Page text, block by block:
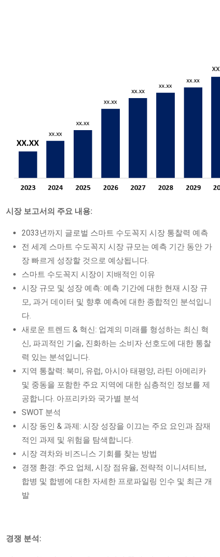
시장 보고서의 주요 내용:
2033년까지 글로벌 스마트 수도꼭지 시장 통찰력 예측
전 세계 스마트 수도꼭지 시장 규모는 예측 기간 동안 가
장 빠르게 성장할 것으로 예상됩니다.
스마트 수도꼭지 시장이 지배적인 이유
시장 규모 및 성장 예측: 예측 기간에 대한 현재 시장 규
모, 과거 데이터 및 향후 예측에 대한 종합적인 분석입니
다.
새로운 트렌드 & 혁신: 업계의 미래를 형성하는 최신 혁
신, 파괴적인 기술, 진화하는 소비자 선호도에 대한 통찰
력 있는 분석입니다.
지역 통찰력: 북미, 유럽, 아시아 태평양, 라틴 아메리카
및 중동을 포함한 주요 지역에 대한 심층적인 정보를 제
공합니다. 아프리카와 국가별 분석
SWOT 분석
시장 동인 & 과제: 시장 성장을 이끄는 주요 요인과 잠재
적인 과제 및 위험을 탐색합니다.
시장 격차와 비즈니스 기회를 찾는 방법
경쟁 환경: 주요 업체, 시장 점유율, 전략적 이니셔티브,
합병 및 합병에 대한 자세한 프로파일링 인수 및 최근 개
발
경쟁 분석: